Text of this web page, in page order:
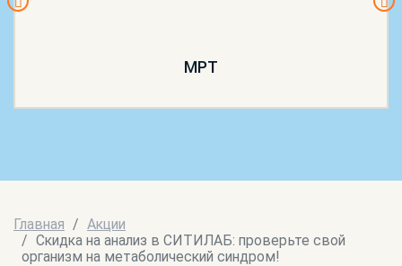
МРТ
Главная
Акции
Скидка на анализ в СИТИЛАБ: проверьте свой
организм на метаболический синдром!